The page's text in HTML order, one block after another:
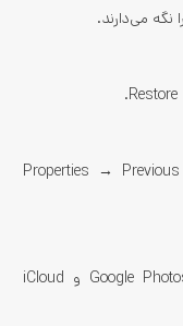
در ویندوز ۱۰/۱۱ روی پوشه → Properties → Previous
سرویس‌هایی مانند Google Photos، OneDrive و iCloud